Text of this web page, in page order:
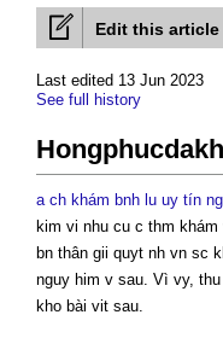
Edit this article
Last edited 13 Jun 2023
See full history
a ch khám bnh lu uy tín
kim vi nhu cu c thm
bn thân gii quyt nh vn sc
nguy him v sau. Vì vy,
kho bài vit sau.